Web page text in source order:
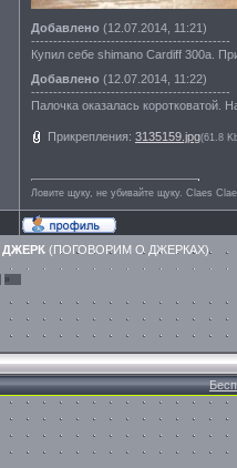
Добавлено (12.07.2014, 11:21)
---------------------------------------------
Купил себе shimano Cardiff 300a.
Добавлено (12.07.2014, 11:22)
---------------------------------------------
Палочка оказалась коротковатой.
Прикрепления: 3135159.jpg(61.8
Ловите щуку, не убивайте щуку. Сlaes
ДЖЕРК (ПОГОВОРИМ О ДЖЕРКАХ)
»